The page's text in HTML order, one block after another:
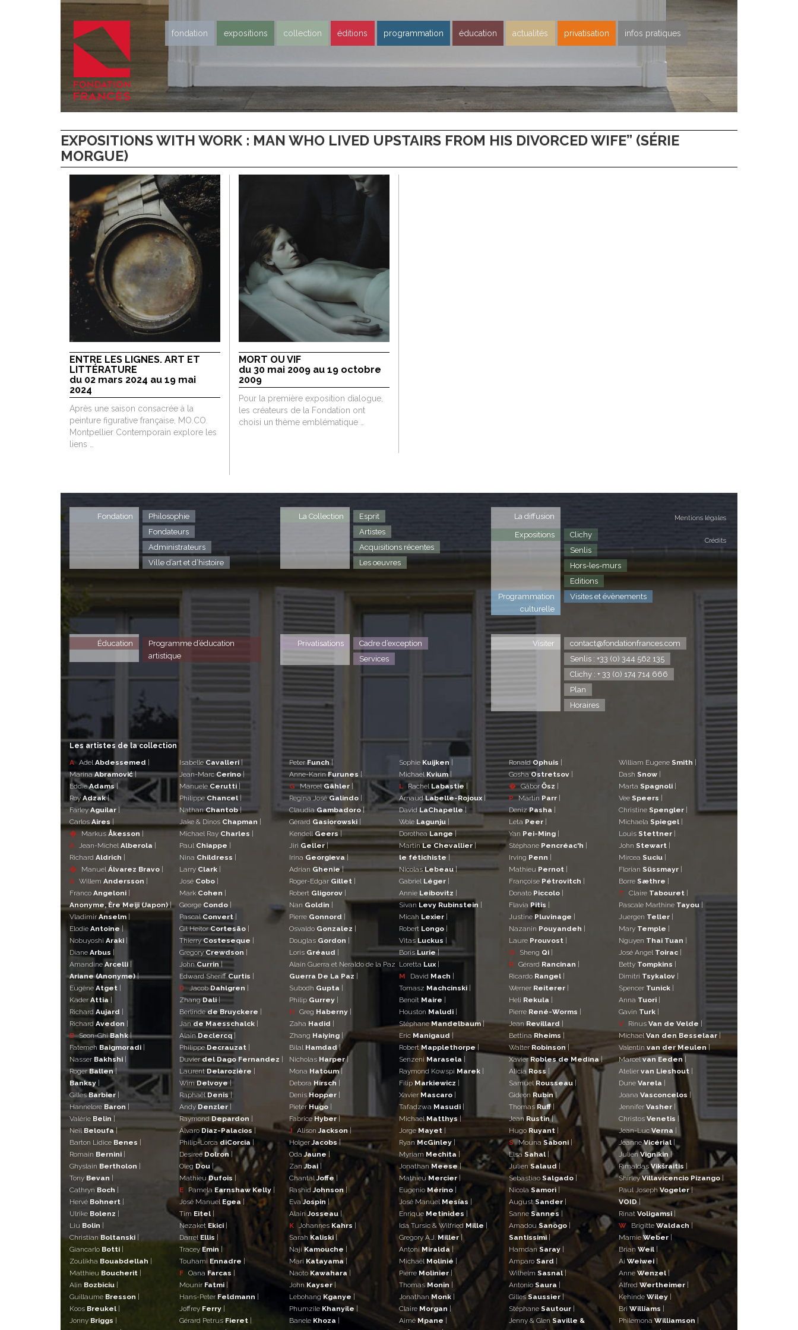
fondation expositions collection éditions programmation éducation actualités privatisation infos pratiques
EXPOSITIONS WITH WORK : MAN WHO LIVED UPSTAIRS FROM HIS DIVORCED WIFE” (SÉRIE
MORGUE)
ENTRE LES LIGNES. ART ET
LITTÉRATURE
du 02 mars 2024 au 19 mai
2024
Après une saison consacrée à la
peinture figurative française, MO.CO.
Montpellier Contemporain explore les
liens …
MORT OU VIF
du 30 mai 2009 au 19 octobre
2009
Pour la première exposition dialogue,
les créateurs de la Fondation ont
choisi un thème emblématique …
Mentions légales
Crédits
Fondation
Philosophie
Fondateurs
Administrateurs
Ville d’art et d’histoire
La Collection
Esprit
Artistes
Acquisitions récentes
Les oeuvres
La diffusion
Expositions
Clichy
Senlis
Hors-les-murs
Editions
Programmation
culturelle
Visites et évènements
Éducation
Programme d’éducation
artistique
Privatisations
Cadre d’exception
Services
Visiter
contact@fondationfrances.com
Senlis : +33 (0) 344 562 135
Clichy : + 33 (0) 174 714 666
Plan
Horaires
Les artistes de la collection
A Adel Abdessemed |
MarinaAbramović|
EddieAdams |
RoyAdzak|
FarleyAguilar |
Carlos Aires |
�
Markus Åkesson |
A
Jean-Michel Alberola |
Richard Aldrich |
�
Manuel Álvarez Bravo |
A Willem Andersson |
Franco Angeloni |
Anonyme, Ère Meiji (Japon)|
Vladimir Anselm |
Elodie Antoine|
Nobuyoshi Araki |
Diane Arbus |
Amandine Arcelli |
Ariane (Anonyme)|
Eugène Atget |
Kader Attia |
Richard Aujard |
Richard Avedon |
B Seon-GhiBahk|
Fatemeh Baigmoradi |
Nasser Bakhshi |
RogerBallen|
Banksy |
GillesBarbier |
Hannelore Baron |
Valérie Belin|
Neïl Beloufa|
Barton Lidice Benes |
Romain Bernini |
Ghyslain Bertholon |
Tony Bevan |
Cathryn Boch |
Hervé Bohnert |
Ulrike Bolenz |
Liu Bolin |
Christian Boltanski |
Giancarlo Botti |
Zoulikha Bouabdellah |
Matthieu Boucherit |
Alin Bozbiciu |
Guillaume Bresson |
Koos Breukel |
Jonny Briggs |
Isabelle Cavalleri |
Jean-Marc Cerino |
Manuele Cerutti |
Philippe Chancel |
NathanChantob|
Jake & Dinos Chapman |
Michael Ray Charles |
Paul Chiappe |
Nina Childress |
Larry Clark |
José Cobo |
Mark Cohen |
George Condo |
PascalConvert |
Gil HeitorCortesão |
ThierryCosteseque |
GregoryCrewdson |
JohnCurrin|
Edward SheriffCurtis |
D JacobDahlgren |
ZhangDali|
Berlindede Bruyckere |
Jande Maesschalck |
AlainDeclercq|
PhilippeDecrauzat |
Duvierdel Dago Fernandez |
LaurentDelarozière |
WimDelvoye|
RaphaëlDenis|
Andy Denzler |
RaymondDepardon |
Álvaro Diaz-Palacios |
Philip-LorcadiCorcia |
Desiree Dolron |
Oleg Dou |
MathieuDufois |
E
Pamela Earnshaw Kelly |
José Manuel Egea |
Tim Eitel |
Nezaket Ekici |
Darrel Ellis |
Tracey Emin |
Touhami Ennadre |
F Oana Farcas |
Mounir Fatmi |
Hans-Peter Feldmann |
Joffrey Ferry |
Gérard Petrus Fieret |
PeterFunch|
Anne-KarinFurunes |
G MarcelGähler |
Regina JoséGalindo |
Claudia Gambadoro|
Gérard Gasiorowski |
KendellGeers |
Jiri Geller|
Irina Georgieva|
Adrian Ghenie|
Roger-Edgar Gillet |
Robert Gligorov |
Nan Goldin |
Pierre Gonnord |
Osvaldo Gonzalez |
Douglas Gordon |
Loris Gréaud |
Alain Guerra et Neraldo de la Paz
Guerra De La Paz |
Subodh Gupta |
Philip Gurrey |
H
Greg Haberny |
Zaha Hadid |
Zhang Haiying |
Bilal Hamdad|
Nicholas Harper|
Mona Hatoum|
Debora Hirsch |
Denis Hopper |
Pieter Hugo |
Fabrice Hyber|
J Alison Jackson|
Holger Jacobs|
OdaJaune |
Zan Jbai|
Chantal Joffe |
RashidJohnson|
EvaJospin |
AlainJosseau |
K
Johannes Kahrs |
Sarah Kaliski |
Naji Kamouche |
Mari Katayama |
Naoto Kawahara |
John Kayser |
Lebohang Kganye |
Phumzile Khanyile |
Banele Khoza |
Sophie Kuijken |
Michael Kvium|
L Rachel Labastie |
ArnaudLabelle-Rojoux |
DavidLaChapelle|
Wole Lagunju |
DorotheaLange|
MartinLe Chevallier|
le fétichiste |
NicolasLebeau|
Gabriel Léger |
Annie Leibovitz |
Sivan Levy Rubinstein |
Micah Lexier |
Robert Longo |
Vitas Luckus |
BorisLurie|
Loretta Lux |
M
David Mach |
Tomasz Machcinski |
Benoît Maire |
Houston Maludi |
StéphaneMandelbaum|
Eric Manigaud |
RobertMapplethorpe |
Senzeni Marasela |
Raymond Kowspi Marek |
Filip Markiewicz |
Xavier Mascaro |
Tafadzwa Masudi |
MichaelMatthys|
Jorge Mayet |
Ryan McGinley |
Myriam Mechita |
JonathanMeese|
Mathieu Mercier |
Eugenio Mérino |
José Manuel Mesías |
Enrique Metinides |
Ida Tursic & WilfriedMille |
Gregory A.J. Miller|
AntoniMiralda |
Michaël Molinié |
Pierre Molinier |
Thomas Monin |
Jonathan Monk|
Claire Morgan |
Aimé Mpane |
RonaldOphuis |
GoshaOstretsov |
� Gábor Ősz |
P Martin Parr |
DenizPasha |
Leta Peer |
Yan Pei-Ming |
Stéphane Pencréac'h |
Irving Penn |
Mathieu Pernot |
Françoise Pétrovitch |
Donato Piccolo |
Flavia Pitis |
Justine Pluvinage |
Nazanin Pouyandeh |
Laure Prouvost |
Q
Sheng Qi |
R Gérard Rancinan |
Ricardo Rangel |
Werner Reiterer |
Heli Rekula |
Pierre René-Worms |
Jean Revillard |
Bettina Rheims |
Walter Robinson|
Xavier Robles de Medina |
Alicia Ross |
Samuel Rousseau |
Gideon Rubin|
ThomasRuff|
Jean Rustin|
Hugo Ruyant |
S Mouna Saboni |
Elsa Sahal |
JulienSalaud |
Sebastiao Salgado |
Nicola Samorì |
AugustSander |
Sanne Sannes |
Amadou Sanogo |
Santissimi |
Hamdan Saray |
Amparo Sard |
Wilhelm Sasnal |
Antonio Saura |
Gilles Saussier|
Stéphane Sautour |
Jenny & Glen Saville &
William Eugene Smith |
Dash Snow |
Marta Spagnoli |
Vee Speers |
Christine Spengler |
Michaela Spiegel |
Louis Stettner |
John Stewart |
Mircea Suciu |
Florian Süssmayr |
Borre Sæthre |
T
Claire Tabouret |
Pascale Marthine Tayou |
Juergen Teller |
Mary Temple |
Nguyen Thai Tuan |
José Angel Toirac |
Betty Tompkins |
Dimitri Tsykalov |
Spencer Tunick |
Anna Tuori |
Gavin Turk |
V
Rinus Van de Velde |
Michael Van den Besselaar|
Valentin van der Meulen|
Marcelvan Eeden|
Atelier van Lieshout |
Dune Varela |
Joana Vasconcelos |
Jennifer Vasher |
Christos Venetis |
Jean-Luc Verna |
JeanneVicérial |
JulienVignikin |
RimaldasVikšraitis |
ShirleyVillavicencio Pizango |
Paul Joseph Vogeler |
VOID|
Rinat Voligamsi |
W
Brigitte Waldach|
Marnie Weber |
Brian Weil |
Ai Weiwei |
Anne Wenzel|
Alfred Wertheimer |
Kehinde Wiley |
Bri Williams |
Philemona Williamson |